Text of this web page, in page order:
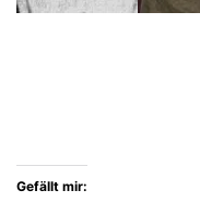
Gefällt mir: